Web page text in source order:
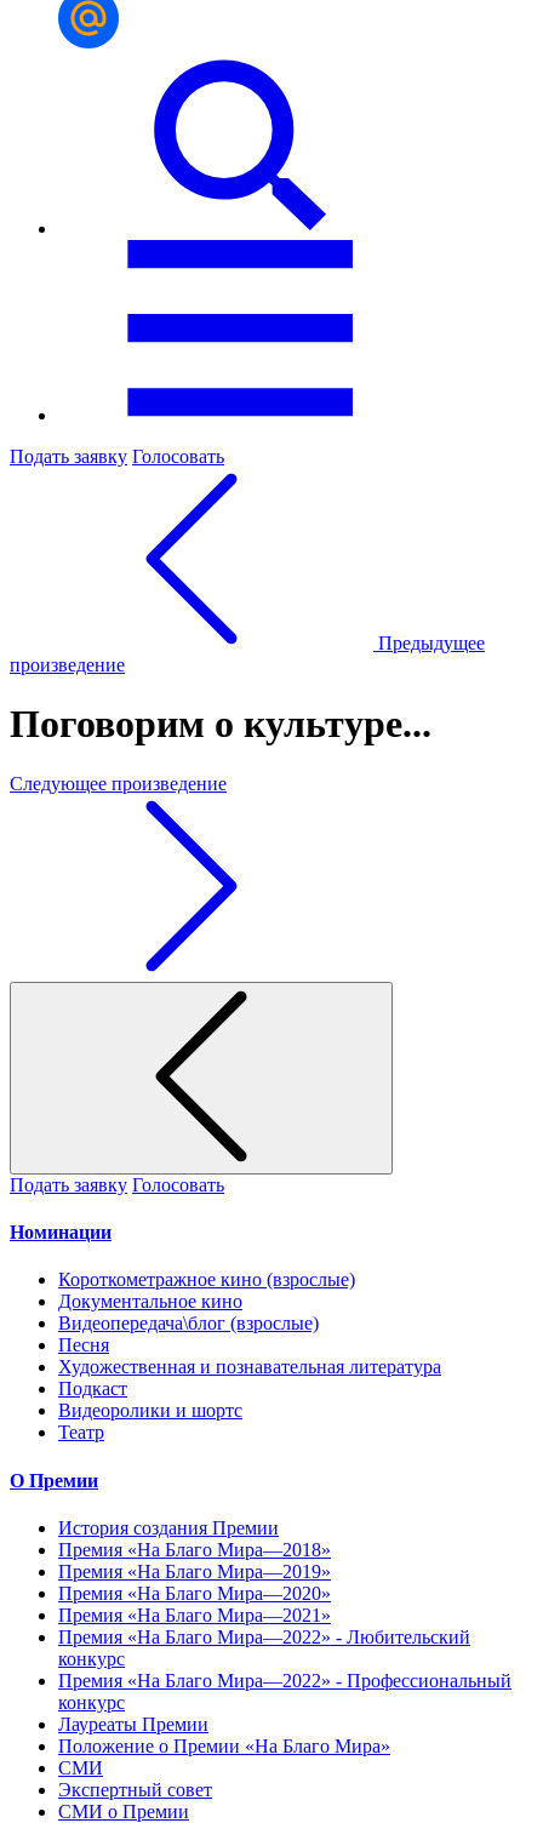
Подать заявку Голосовать
Предыдущее
произведение
Поговорим о культуре...
Следующее произведение
Подать заявку Голосовать
Номинации
Короткометражное кино (взрослые)
Документальное кино
Видеопередача\блог (взрослые)
Песня
Художественная и познавательная литература
Подкаст
Видеоролики и шортс
Театр
О Премии
История создания Премии
Премия «На Благо Мира—2018»
Премия «На Благо Мира—2019»
Премия «На Благо Мира—2020»
Премия «На Благо Мира—2021»
Премия «На Благо Мира—2022» - Любительский
конкурс
Премия «На Благо Мира—2022» - Профессиональный
конкурс
Лауреаты Премии
Положение о Премии «На Благо Мира»
СМИ
Экспертный совет
СМИ о Премии